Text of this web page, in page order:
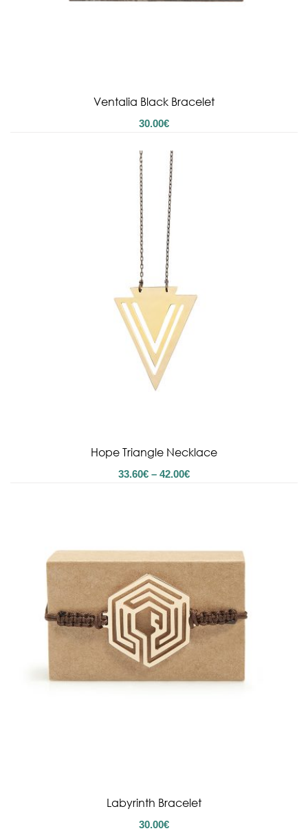
Ventalia Black Bracelet
30.00€
Hope Triangle Necklace
33.60€ – 42.00€Price
Labyrinth Bracelet
30.00€